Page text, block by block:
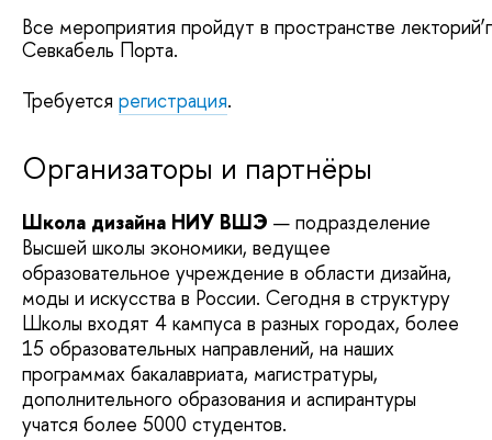
Все мероприятия пройдут в пространстве
Севкабель Порта.
Требуется регистрация.
Организаторы и партнёры
Школа дизайна НИУ ВШЭ — подразделение
Высшей школы экономики, ведущее
образовательное учреждение в области дизайна,
моды и искусства в России. Сегодня в структуру
Школы входят 4 кампуса в разных городах, более
15 образовательных направлений, на наших
программах бакалавриата, магистратуры,
дополнительного образования и аспирантуры
учатся более 5000 студентов.